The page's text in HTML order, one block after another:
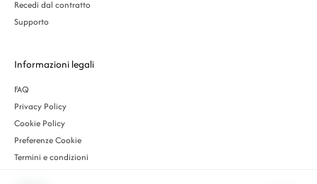
Recedi dal contratto
Supporto
Informazioni legali
FAQ
Privacy Policy
Cookie Policy
Preferenze Cookie
Termini e condizioni